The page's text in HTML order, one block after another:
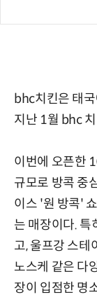
bhc치킨은 태
지난 1월 bhc
이번에 오픈한
규모로 방콕 중
이스 '원 방콕'
는 매장이다. 특
고, 울프강 스테
노스케 같은 다
장이 입점한 명